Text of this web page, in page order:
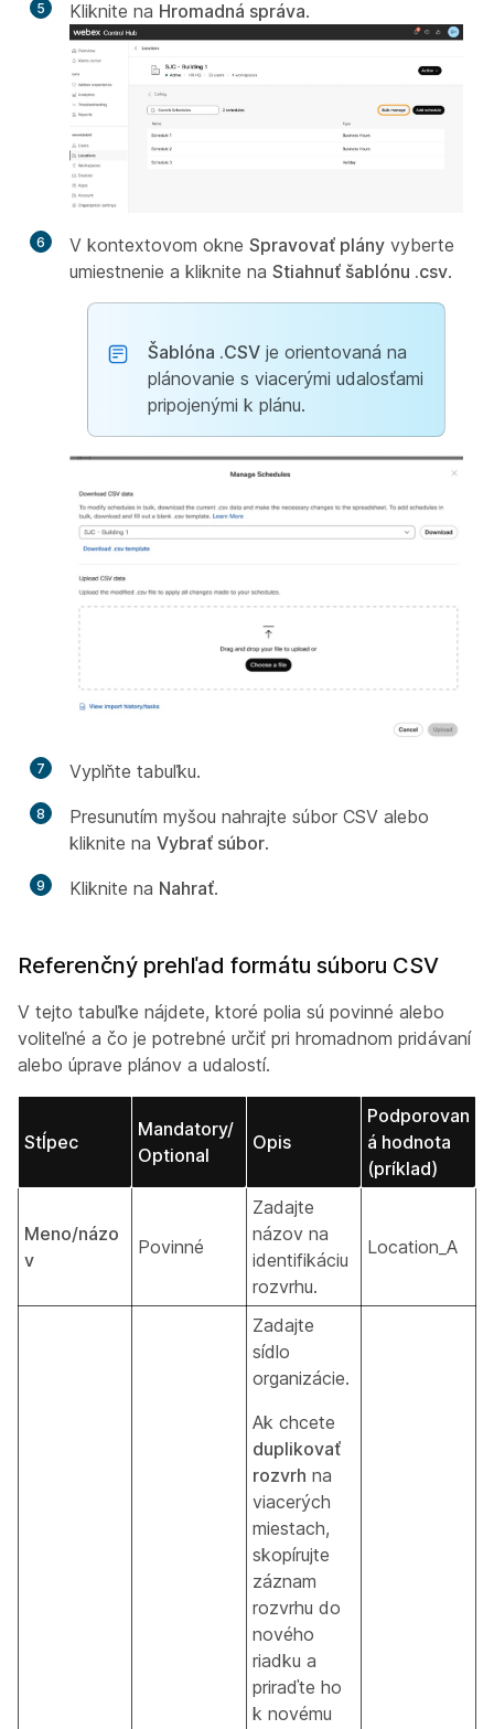
5 Kliknite na Hromadná správa.
6 V kontextovom okne Spravovať plány vyberte
umiestnenie a kliknite na Stiahnuť šablónu .csv.
Šablóna .CSV je orientovaná na
plánovanie s viacerými udalosťami
pripojenými k plánu.
7 Vyplňte tabuľku.
8
Presunutím myšou nahrajte súbor CSV alebo
kliknite na Vybrať súbor.
9 Kliknite na Nahrať.
Referenčný prehľad formátu súboru CSV
V tejto tabuľke nájdete, ktoré polia sú povinné alebo
voliteľné a čo je potrebné určiť pri hromadnom pridávaní
alebo úprave plánov a udalostí.
Stĺpec
Mandatory/
Optional
Opis
Podporovan
á hodnota
(príklad)
Meno/názo
v
Povinné
Zadajte
názov na
identifikáciu
rozvrhu.
Location_A
Zadajte
sídlo
organizácie.
Ak chcete
duplikovať
rozvrh na
viacerých
miestach,
skopírujte
záznam
rozvrhu do
nového
riadku a
priraďte ho
k novému